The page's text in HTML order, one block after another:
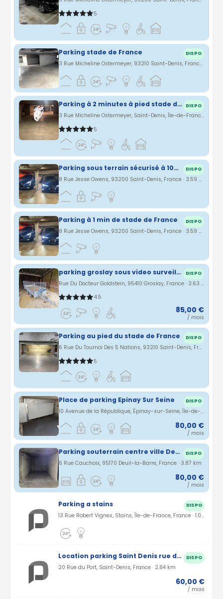
5
Parking stade de France DISPO
3 Rue Micheline Ostermeyer, 93210 Saint-Denis, France · 3.54 km
Parking à 2 minutes à pied stade de France DISPO
3 Rue Micheline Ostermeyer, Saint-Denis, Île-de-France, France · 3.54 km
5
Parking sous terrain sécurisé à 100m du stade de France DISPO
8 Rue Jesse Owens, 93200 Saint-Denis, France · 3.59 km
Parking à 1 min de stade de France DISPO
8 Rue Jesse Owens, 93200 Saint-Denis, France · 3.59 km
parking groslay sous video surveillance proche cdg aeroport DISPO
Rue Du Docteur Goldstein, 95410 Groslay, France · 3.63 km
4.5
85,00 €
/ mois
Parking au pied du stade de France DISPO
6 Rue Du Tournoi Des 5 Nations, 93210 Saint-Denis, France · 3.64 km
5
Place de parking Epinay Sur Seine DISPO
10 Avenue de la République, Épinay-sur-Seine, Île-de-France, France · 3.68 km
80,00 €
/ mois
Parking souterrain centre ville Deuil-La-Barre DISPO
6 Rue Cauchoix, 95170 Deuil-la-Barre, France · 3.87 km
80,00 €
/ mois
Parking a stains DISPO
13 Rue Robert Vignes, Stains, Île-de-France, France · 1.04 km
Location parking Saint Denis rue du Port (93) DISPO
20 Rue du Port, Saint-Denis, France · 2.84 km
60,00 €
/ mois